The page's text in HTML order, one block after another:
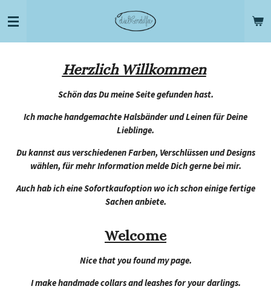
Hauptinhalt
Herzlich Willkommen
Schön das Du meine Seite gefunden hast.
Ich mache handgemachte Halsbänder und Leinen für Deine
Lieblinge.
Du kannst aus verschiedenen Farben, Verschlüssen und Designs
wählen, für mehr Information melde Dich gerne bei mir.
Auch hab ich eine Sofortkaufoption wo ich schon einige fertige
Sachen anbiete.
Welcome
Nice that you found my page.
I make handmade collars and leashes for your darlings.